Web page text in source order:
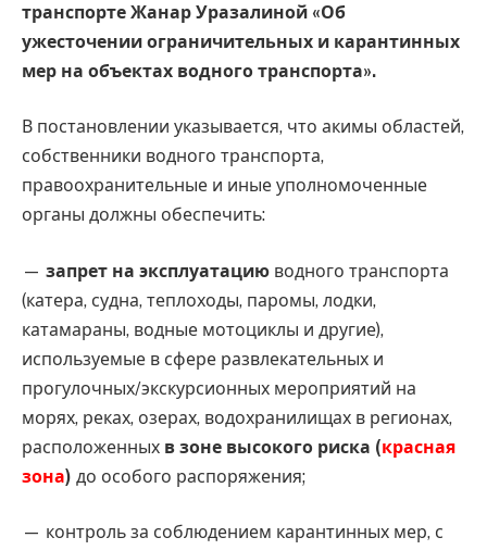
транспорте Жанар Уразалиной «Об
ужесточении ограничительных и карантинных
мер на объектах водного транспорта».
В постановлении указывается, что акимы областей,
собственники водного транспорта,
правоохранительные и иные уполномоченные
органы должны обеспечить:
— запрет на эксплуатацию водного транспорта
(катера, судна, теплоходы, паромы, лодки,
катамараны, водные мотоциклы и другие),
используемые в сфере развлекательных и
прогулочных/экскурсионных мероприятий на
морях, реках, озерах, водохранилищах в регионах,
расположенных в зоне высокого риска (красная
зона) до особого распоряжения;
— контроль за соблюдением карантинных мер, с